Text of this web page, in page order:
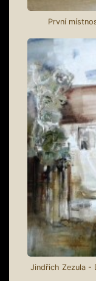
První
Jindřich Zezula -